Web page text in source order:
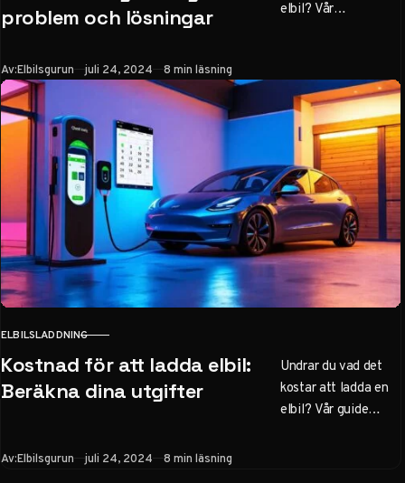
problem och lösningar
elbil? Vår
vanliga
laddningsproblem
snabbt och enkelt.
Av:Elbilsgurun Publicerad
juli 24, 2024 8 min läsning
KATEGORI
ELBILSLADDNING
Kostnad för att ladda elbil:
Beräkna dina utgifter
Undrar du vad det
kostar att ladda en
elbil? Vår guide
Av:Elbilsgurun Publicerad
juli 24, 2024 8 min läsning